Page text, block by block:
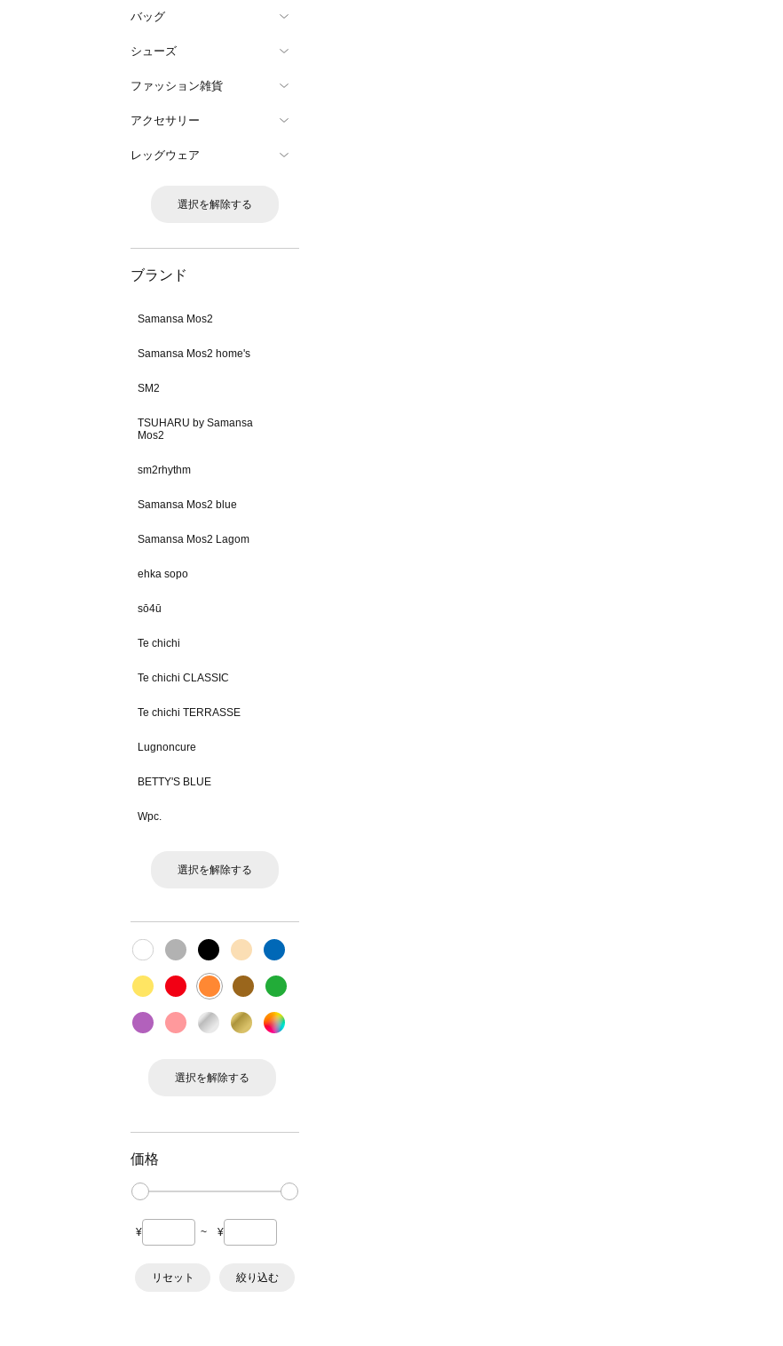
バッグ
シューズ
ファッション雑貨
アクセサリー
レッグウェア
選択を解除する
ブランド
Samansa Mos2
Samansa Mos2 home's
SM2
TSUHARU by Samansa
Mos2
sm2rhythm
Samansa Mos2 blue
Samansa Mos2 Lagom
ehka sopo
sō4ū
Te chichi
Te chichi CLASSIC
Te chichi TERRASSE
Lugnoncure
BETTY'S BLUE
Wpc.
選択を解除する
選択を解除する
価格
¥ ~ ¥
リセット 絞り込む